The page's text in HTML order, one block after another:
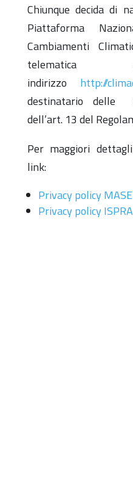
Chiunque decida di
Piattaforma
Cambiamenti
telematica
indirizzo http://
destinatario delle
dell’art. 13 del
Per maggiori
link:
Privacy policy MASE
Privacy policy ISPRA